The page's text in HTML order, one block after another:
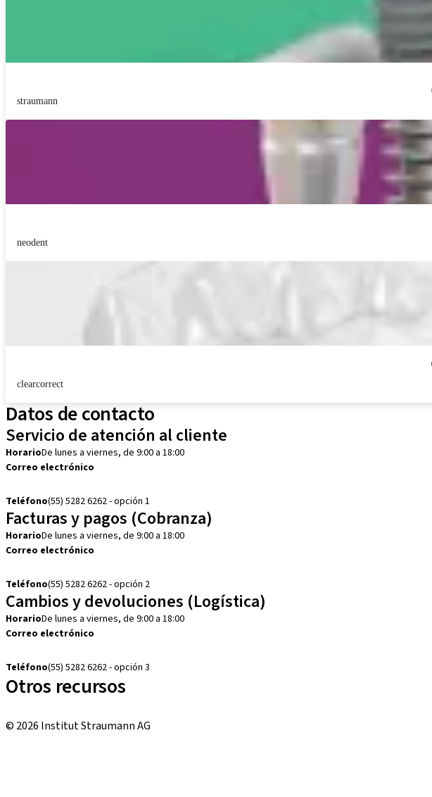
straumann
neodent
clearcorrect
Datos de contacto
Servicio de atención al cliente
HorarioDe lunes a viernes, de 9:00 a 18:00
Correo electrónico
Teléfono(55) 5282 6262 - opción 1
Facturas y pagos (Cobranza)
HorarioDe lunes a viernes, de 9:00 a 18:00
Correo electrónico
Teléfono(55) 5282 6262 - opción 2
Cambios y devoluciones (Logística)
HorarioDe lunes a viernes, de 9:00 a 18:00
Correo electrónico
Teléfono(55) 5282 6262 - opción 3
Otros recursos
© 2026 Institut Straumann AG